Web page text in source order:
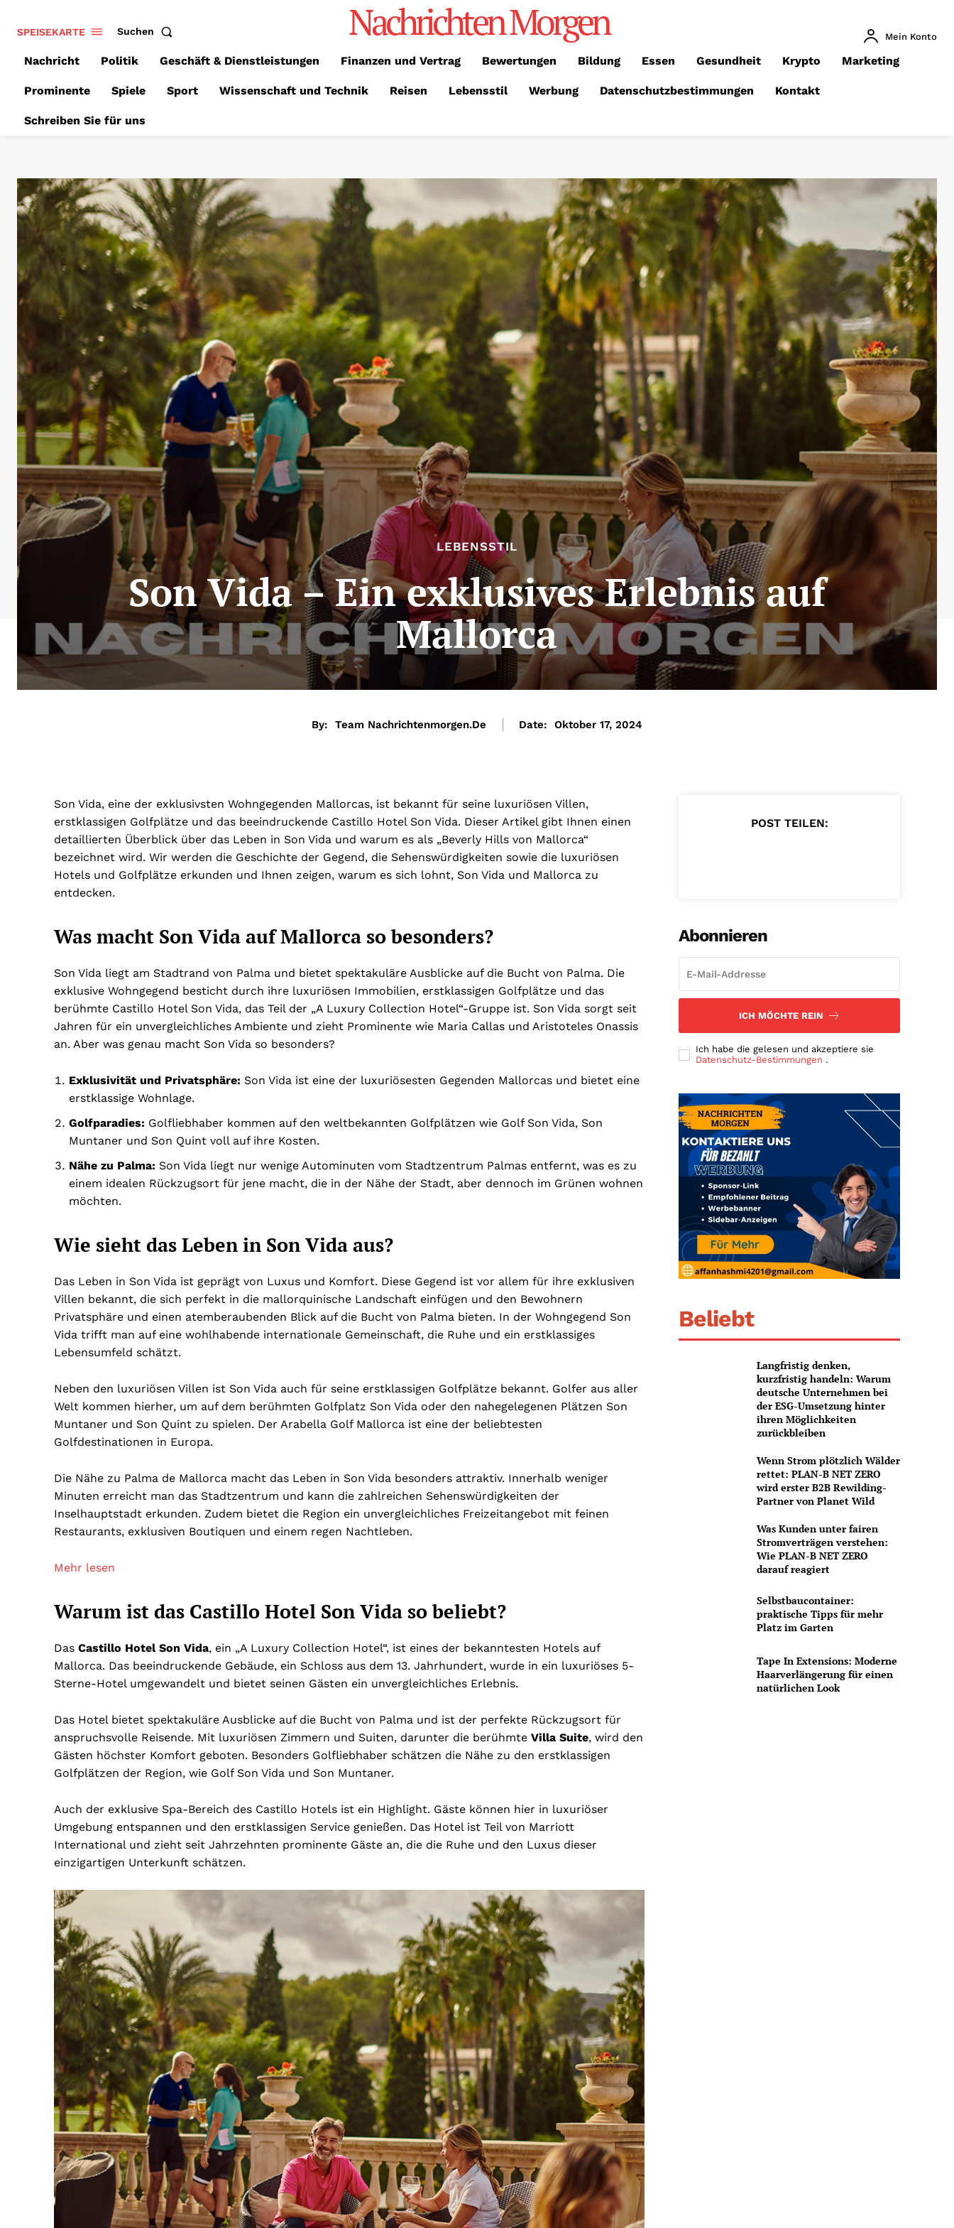
SPEISEKARTE Suchen Nachrichten Morgen Mein Konto
Nachricht Politik Geschäft & Dienstleistungen Finanzen und Vertrag Bewertungen Bildung Essen Gesundheit Krypto Marketing
Prominente Spiele Sport Wissenschaft und Technik Reisen Lebensstil Werbung Datenschutzbestimmungen Kontakt
Schreiben Sie für uns
LEBENSSTIL
Son Vida – Ein exklusives Erlebnis auf
Mallorca
By: Team Nachrichtenmorgen.de Date: Oktober 17, 2024
Son Vida, eine der exklusivsten Wohngegenden Mallorcas, ist bekannt für seine luxuriösen Villen,
erstklassigen Golfplätze und das beeindruckende Castillo Hotel Son Vida. Dieser Artikel gibt Ihnen einen
detaillierten Überblick über das Leben in Son Vida und warum es als „Beverly Hills von Mallorca“
bezeichnet wird. Wir werden die Geschichte der Gegend, die Sehenswürdigkeiten sowie die luxuriösen
Hotels und Golfplätze erkunden und Ihnen zeigen, warum es sich lohnt, Son Vida und Mallorca zu
entdecken.
Was macht Son Vida auf Mallorca so besonders?
Son Vida liegt am Stadtrand von Palma und bietet spektakuläre Ausblicke auf die Bucht von Palma. Die
exklusive Wohngegend besticht durch ihre luxuriösen Immobilien, erstklassigen Golfplätze und das
berühmte Castillo Hotel Son Vida, das Teil der „A Luxury Collection Hotel“-Gruppe ist. Son Vida sorgt seit
Jahren für ein unvergleichliches Ambiente und zieht Prominente wie Maria Callas und Aristoteles Onassis
an. Aber was genau macht Son Vida so besonders?
Exklusivität und Privatsphäre: Son Vida ist eine der luxuriösesten Gegenden Mallorcas und bietet eine
erstklassige Wohnlage.
Golfparadies: Golfliebhaber kommen auf den weltbekannten Golfplätzen wie Golf Son Vida, Son
Muntaner und Son Quint voll auf ihre Kosten.
Nähe zu Palma: Son Vida liegt nur wenige Autominuten vom Stadtzentrum Palmas entfernt, was es zu
einem idealen Rückzugsort für jene macht, die in der Nähe der Stadt, aber dennoch im Grünen wohnen
möchten.
Wie sieht das Leben in Son Vida aus?
Das Leben in Son Vida ist geprägt von Luxus und Komfort. Diese Gegend ist vor allem für ihre exklusiven
Villen bekannt, die sich perfekt in die mallorquinische Landschaft einfügen und den Bewohnern
Privatsphäre und einen atemberaubenden Blick auf die Bucht von Palma bieten. In der Wohngegend Son
Vida trifft man auf eine wohlhabende internationale Gemeinschaft, die Ruhe und ein erstklassiges
Lebensumfeld schätzt.
Neben den luxuriösen Villen ist Son Vida auch für seine erstklassigen Golfplätze bekannt. Golfer aus aller
Welt kommen hierher, um auf dem berühmten Golfplatz Son Vida oder den nahegelegenen Plätzen Son
Muntaner und Son Quint zu spielen. Der Arabella Golf Mallorca ist eine der beliebtesten
Golfdestinationen in Europa.
Die Nähe zu Palma de Mallorca macht das Leben in Son Vida besonders attraktiv. Innerhalb weniger
Minuten erreicht man das Stadtzentrum und kann die zahlreichen Sehenswürdigkeiten der
Inselhauptstadt erkunden. Zudem bietet die Region ein unvergleichliches Freizeitangebot mit feinen
Restaurants, exklusiven Boutiquen und einem regen Nachtleben.
Mehr lesen
Warum ist das Castillo Hotel Son Vida so beliebt?
Das Castillo Hotel Son Vida, ein „A Luxury Collection Hotel“, ist eines der bekanntesten Hotels auf
Mallorca. Das beeindruckende Gebäude, ein Schloss aus dem 13. Jahrhundert, wurde in ein luxuriöses 5-
Sterne-Hotel umgewandelt und bietet seinen Gästen ein unvergleichliches Erlebnis.
Das Hotel bietet spektakuläre Ausblicke auf die Bucht von Palma und ist der perfekte Rückzugsort für
anspruchsvolle Reisende. Mit luxuriösen Zimmern und Suiten, darunter die berühmte Villa Suite, wird den
Gästen höchster Komfort geboten. Besonders Golfliebhaber schätzen die Nähe zu den erstklassigen
Golfplätzen der Region, wie Golf Son Vida und Son Muntaner.
Auch der exklusive Spa-Bereich des Castillo Hotels ist ein Highlight. Gäste können hier in luxuriöser
Umgebung entspannen und den erstklassigen Service genießen. Das Hotel ist Teil von Marriott
International und zieht seit Jahrzehnten prominente Gäste an, die die Ruhe und den Luxus dieser
einzigartigen Unterkunft schätzen.
POST TEILEN:
Abonnieren
ICH MÖCHTE REIN
Ich habe die gelesen und akzeptiere sie
Datenschutz-Bestimmungen .
Beliebt
Langfristig denken,
kurzfristig handeln: Warum
deutsche Unternehmen bei
der ESG-Umsetzung hinter
ihren Möglichkeiten
zurückbleiben
Wenn Strom plötzlich Wälder
rettet: PLAN-B NET ZERO
wird erster B2B Rewilding-
Partner von Planet Wild
Was Kunden unter fairen
Stromverträgen verstehen:
Wie PLAN-B NET ZERO
darauf reagiert
Selbstbaucontainer:
praktische Tipps für mehr
Platz im Garten
Tape In Extensions: Moderne
Haarverlängerung für einen
natürlichen Look